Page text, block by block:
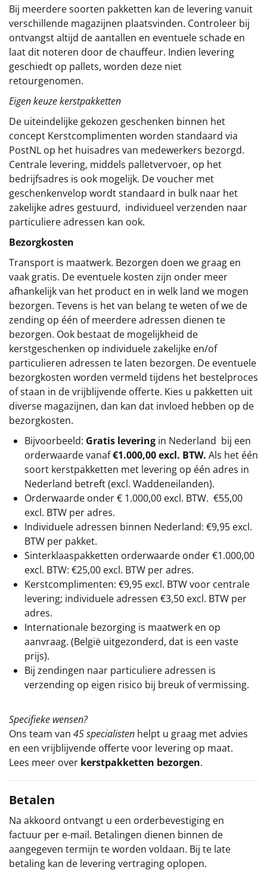
Bij meerdere soorten pakketten kan de levering vanuit
verschillende magazijnen plaatsvinden. Controleer bij
ontvangst altijd de aantallen en eventuele schade en
laat dit noteren door de chauffeur. Indien levering
geschiedt op pallets, worden deze niet
retourgenomen.
Eigen keuze kerstpakketten
De uiteindelijke gekozen geschenken binnen het
concept Kerstcomplimenten worden standaard via
PostNL op het huisadres van medewerkers bezorgd.
Centrale levering, middels palletvervoer, op het
bedrijfsadres is ook mogelijk. De voucher met
geschenkenvelop wordt standaard in bulk naar het
zakelijke adres gestuurd, individueel verzenden naar
particuliere adressen kan ook.
Bezorgkosten
Transport is maatwerk. Bezorgen doen we graag en
vaak gratis. De eventuele kosten zijn onder meer
afhankelijk van het product en in welk land we mogen
bezorgen. Tevens is het van belang te weten of we de
zending op één of meerdere adressen dienen te
bezorgen. Ook bestaat de mogelijkheid de
kerstgeschenken op individuele zakelijke en/of
particulieren adressen te laten bezorgen. De eventuele
bezorgkosten worden vermeld tijdens het bestelproces
of staan in de vrijblijvende offerte. Kies u pakketten uit
diverse magazijnen, dan kan dat invloed hebben op de
bezorgkosten.
Bijvoorbeeld: Gratis levering in Nederland bij een
orderwaarde vanaf€1.000,00 excl. BTW. Als het één
soort kerstpakketten met levering op één adres in
Nederland betreft (excl. Waddeneilanden).
Orderwaarde onder € 1.000,00 excl. BTW. €55,00
excl. BTW per adres.
Individuele adressen binnen Nederland: €9,95 excl.
BTW per pakket.
Sinterklaaspakketten orderwaarde onder €1.000,00
excl. BTW: €25,00 excl. BTW per adres.
Kerstcomplimenten: €9,95 excl. BTW voor centrale
levering; individuele adressen €3,50 excl. BTW per
adres.
Internationale bezorging is maatwerk en op
aanvraag. (België uitgezonderd, dat is een vaste
prijs).
Bij zendingen naar particuliere adressen is
verzending op eigen risico bij breuk of vermissing.
Specifieke wensen?
Ons team van 45 specialisten helpt u graag met advies
en een vrijblijvende offerte voor levering op maat.
Lees meer over kerstpakketten bezorgen.
Betalen
Na akkoord ontvangt u een orderbevestiging en
factuur per e-mail. Betalingen dienen binnen de
aangegeven termijn te worden voldaan. Bij te late
betaling kan de levering vertraging oplopen.